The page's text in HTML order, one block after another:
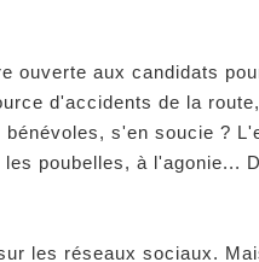
ouverte aux candidats
d'accidents de la
s'en soucie ?
poubelles, à l'agonie...
les réseaux sociaux.